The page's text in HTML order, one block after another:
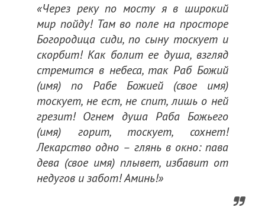
«Через реку по мосту я в широкий
мир пойду! Там во поле на просторе
Богородица сиди, по сыну тоскует и
скорбит! Как болит ее душа, взгляд
стремится в небеса, так Раб Божий
(имя) по Рабе Божией (свое имя)
тоскует, не ест, не спит, лишь о ней
грезит! Огнем душа Раба Божьего
(имя) горит, тоскует, сохнет!
Лекарство одно – глянь в окно: пава
дева (свое имя) плывет, избавит от
недугов и забот! Аминь!»